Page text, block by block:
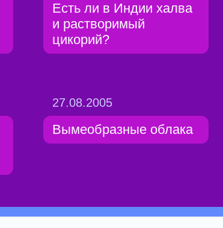
Есть ли в Индии халва
и растворимый
цикорий?
27.08.2005
Вымеобразные облака